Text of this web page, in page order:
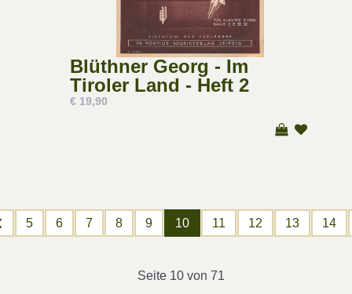
Blüthner Georg - Im
Tiroler Land - Heft 2
€ 19,90
5 6 7 8 9 10 11 12 13 14
Seite 10 von 71